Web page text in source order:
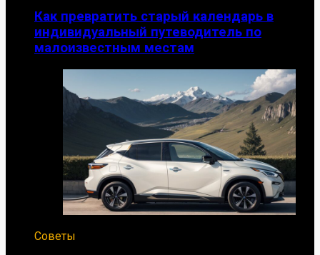
Как превратить старый календарь в
индивидуальный путеводитель по
малоизвестным местам
Советы